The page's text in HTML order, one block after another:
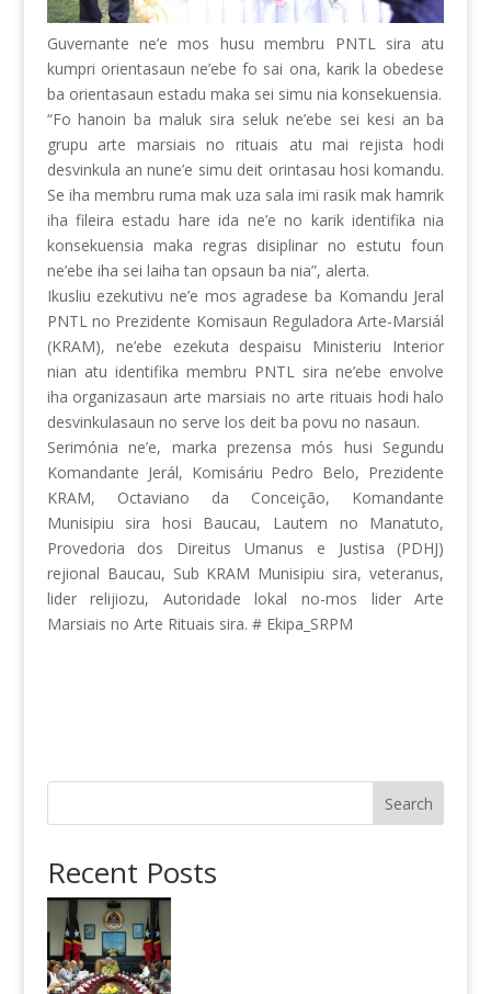
Guvernante ne’e mos husu membru PNTL sira atu
kumpri orientasaun ne’ebe fo sai ona, karik la obedese
ba orientasaun estadu maka sei simu nia konsekuensia.
“Fo hanoin ba maluk sira seluk ne’ebe sei kesi an ba
grupu arte marsiais no rituais atu mai rejista hodi
desvinkula an nune’e simu deit orintasau hosi komandu.
Se iha membru ruma mak uza sala imi rasik mak hamrik
iha fileira estadu hare ida ne’e no karik identifika nia
konsekuensia maka regras disiplinar no estutu foun
ne’ebe iha sei laiha tan opsaun ba nia”, alerta.
Ikusliu ezekutivu ne’e mos agradese ba Komandu Jeral
PNTL no Prezidente Komisaun Reguladora Arte-Marsiál
(KRAM), ne’ebe ezekuta despaisu Ministeriu Interior
nian atu identifika membru PNTL sira ne’ebe envolve
iha organizasaun arte marsiais no arte rituais hodi halo
desvinkulasaun no serve los deit ba povu no nasaun.
Serimónia ne’e, marka prezensa mós husi Segundu
Komandante Jerál, Komisáriu Pedro Belo, Prezidente
KRAM, Octaviano da Conceição, Komandante
Munisipiu sira hosi Baucau, Lautem no Manatuto,
Provedoria dos Direitus Umanus e Justisa (PDHJ)
rejional Baucau, Sub KRAM Munisipiu sira, veteranus,
lider relijiozu, Autoridade lokal no-mos lider Arte
Marsiais no Arte Rituais sira. # Ekipa_SRPM
Search
Recent Posts